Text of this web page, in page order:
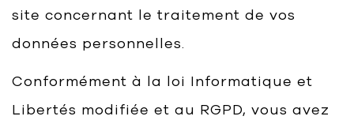
site concernant le traitement de vos
données personnelles.
Conformément à la loi Informatique et
Libertés modifiée et au RGPD, vous avez
Maître d'ouvrage
Autumn | Patriarche
Contractant général